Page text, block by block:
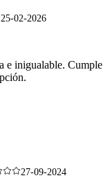
25-02-2026
e inigualable. Cumple
27-09-2024